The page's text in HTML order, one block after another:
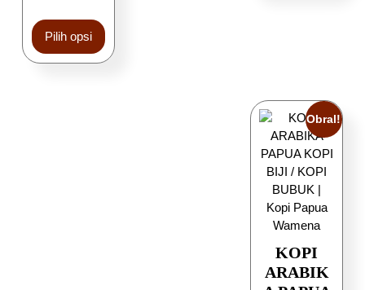
Pilih opsi
Obral!
KOPI
ARABIK